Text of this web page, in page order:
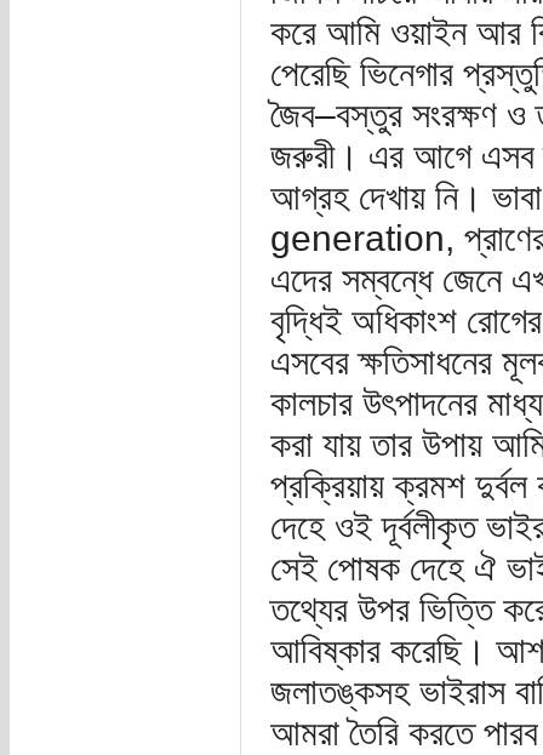
করে আমি ওয়াইন আর
পেরেছি ভিনেগার
জৈব–বস্তুর সংরক্ষণ ও
জরুরী। এর আগে এসব
আগ্রহ দেখায় নি।
generation,
এদের সম্বন্ধে জেনে
বৃদ্ধিই অধিকাংশ
এসবের ক্ষতিসাধনের
কালচার উৎপাদনের
করা যায় তার উপায়
প্রক্রিয়ায় ক্রমশ
দেহে ওই দূর্বলীকৃত
সেই পোষক দেহে ঐ
তথ্যের উপর ভিত্তি
আবিষ্কার করেছি।
জলাতঙ্কসহ ভাইরাস
আমরা তৈরি করতে